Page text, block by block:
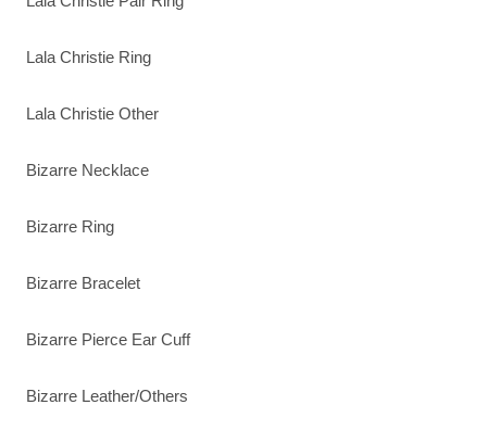
Lala Christie Ring
Lala Christie Other
Bizarre Necklace
Bizarre Ring
Bizarre Bracelet
Bizarre Pierce Ear Cuff
Bizarre Leather/Others